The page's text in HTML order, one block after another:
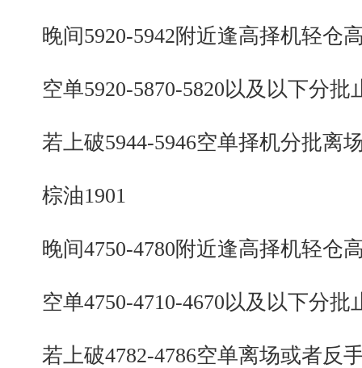
晚间5920-5942附近逢高择机轻仓
空单5920-5870-5820以及以下分批
若上破5944-5946空单择机分批离
棕油1901
晚间4750-4780附近逢高择机轻仓
空单4750-4710-4670以及以下分批
若上破4782-4786空单离场或者反